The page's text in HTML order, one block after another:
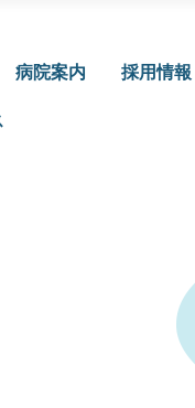
病院案内 採用情報